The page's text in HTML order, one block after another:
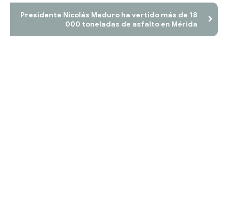
Presidente Nicolás Maduro ha vertido más de 18
000 toneladas de asfalto en Mérida